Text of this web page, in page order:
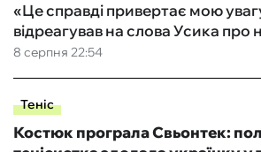
8 серпня 22:54
«Це справді привертає мою
відреагував на слова Усика про
Теніс
Костюк програла Свьонтек: